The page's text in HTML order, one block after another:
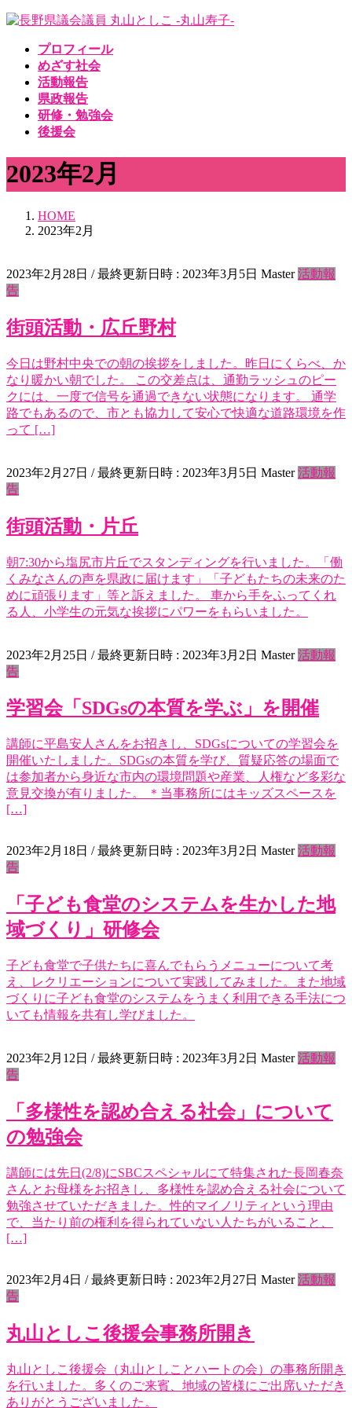
コ
プ
ナ
動
プロフィール
めざす社会
活動報告
県政報告
研修・勉強会
後援会
2023年2月
HOME
2023年2月
2023年2月28日 / 最終更新日時 : 2023年3月5日 Master 活動報
告
街頭活動・広丘野村
今日は野村中央での朝の挨拶をしました。昨日にくらべ、か
なり暖かい朝でした。 この交差点は、通勤ラッシュのピー
クには、一度で信号を通過できない状態になります。 通学
路でもあるので、市とも協力して安心で快適な道路環境を作
って […]
2023年2月27日 / 最終更新日時 : 2023年3月5日 Master 活動報
告
街頭活動・片丘
朝7:30から塩尻市片丘でスタンディングを行いました。「働
くみなさんの声を県政に届けます」「子どもたちの未来のた
めに頑張ります」等と訴えました。 車から手をふってくれ
る人、小学生の元気な挨拶にパワーをもらいました。
2023年2月25日 / 最終更新日時 : 2023年3月2日 Master 活動報
告
学習会「SDGsの本質を学ぶ」を開催
講師に平島安人さんをお招きし、SDGsについての学習会を
開催いたしました。SDGsの本質を学び、質疑応答の場面で
は参加者から身近な市内の環境問題や産業、人権など多彩な
意見交換が有りました。 ＊当事務所にはキッズスペースを
[…]
2023年2月18日 / 最終更新日時 : 2023年3月2日 Master 活動報
告
「子ども食堂のシステムを生かした地
域づくり」研修会
子ども食堂で子供たちに喜んでもらうメニューについて考
え、レクリエーションについて実践してみました。また地域
づくりに子ども食堂のシステムをうまく利用できる手法につ
いても情報を共有し学びました。
2023年2月12日 / 最終更新日時 : 2023年3月2日 Master 活動報
告
「多様性を認め合える社会」について
の勉強会
講師には先日(2/8)にSBCスペシャルにて特集された長岡春奈
さんとお母様をお招きし、多様性を認め合える社会について
勉強させていただきました。性的マイノリティという理由
で、当たり前の権利を得られていない人たちがいること、
[…]
2023年2月4日 / 最終更新日時 : 2023年2月27日 Master 活動報
告
丸山としこ後援会事務所開き
丸山としこ後援会（丸山としことハートの会）の事務所開き
を行いました。多くのご来賓、地域の皆様にご出席いただき
ありがとうございました。